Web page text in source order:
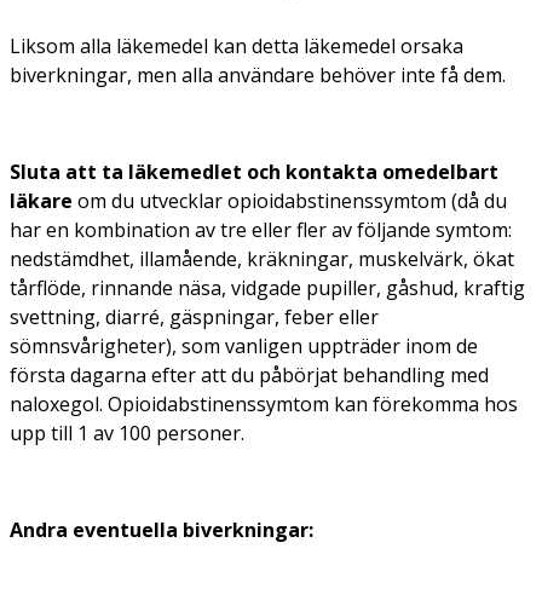
Liksom alla läkemedel kan detta läkemedel orsaka
biverkningar, men alla användare behöver inte få dem.
Sluta att ta läkemedlet och kontakta omedelbart
läkare om du utvecklar opioidabstinenssymtom (då du
har en kombination av tre eller fler av följande symtom:
nedstämdhet, illamående, kräkningar, muskelvärk, ökat
tårflöde, rinnande näsa, vidgade pupiller, gåshud, kraftig
svettning, diarré, gäspningar, feber eller
sömnsvårigheter), som vanligen uppträder inom de
första dagarna efter att du påbörjat behandling med
naloxegol. Opioidabstinenssymtom kan förekomma hos
upp till 1 av 100 personer.
Andra eventuella biverkningar: